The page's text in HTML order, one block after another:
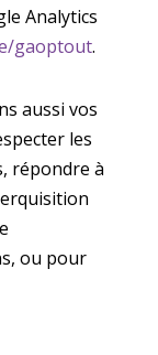
Analytics
gaoptout.
aussi vos
les
répondre à
ou pour